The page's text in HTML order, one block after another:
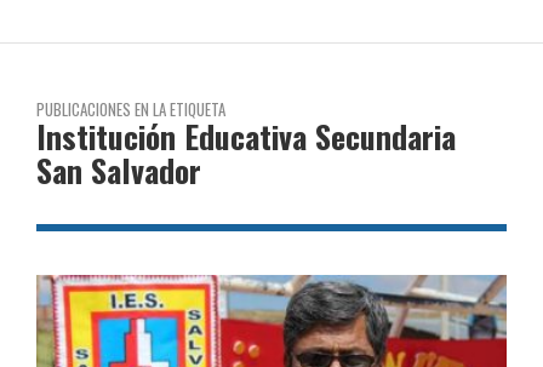
PUBLICACIONES EN LA ETIQUETA
Institución Educativa Secundaria
San Salvador